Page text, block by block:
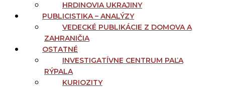
HRDINOVIA UKRAJINY
PUBLICISTIKA – ANALÝZY
VEDECKÉ PUBLIKÁCIE Z DOMOVA A
ZAHRANIČIA
OSTATNÉ
INVESTIGATÍVNE CENTRUM PAĽA
RÝPALA
KURIOZITY